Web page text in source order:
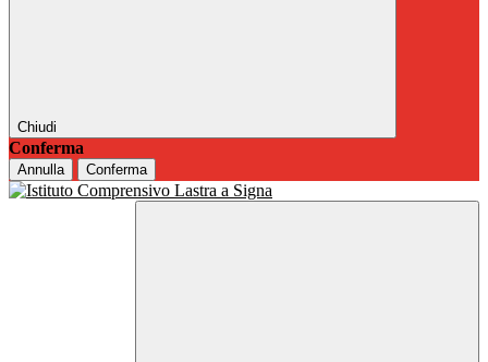
Chiudi
Conferma
Annulla Conferma